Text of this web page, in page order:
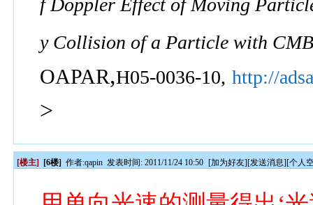
y Collision of a Particle with
OAPAR,H05-0036-10, http://
>
[楼主] [6楼] 作者:qapin 发表时间: 2011/11/24 10:50 [加为好友][发送消息][个人